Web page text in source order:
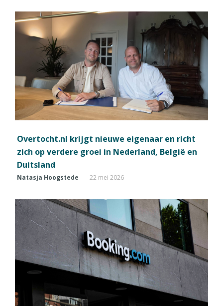
Overtocht.nl krijgt nieuwe eigenaar en richt
zich op verdere groei in Nederland, België en
Duitsland
Natasja Hoogstede 22 mei 2026